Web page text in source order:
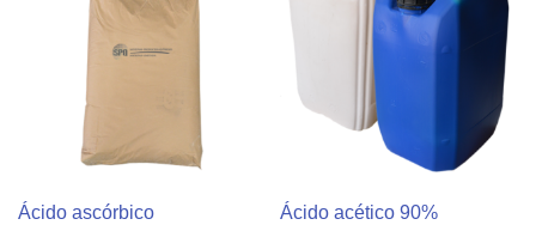
Ácido ascórbico Ácido acético 90%